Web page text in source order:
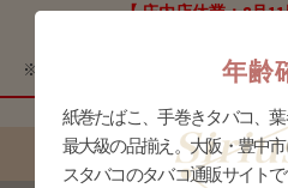
【 庄内店休業：8月
※庄内店は8月10日(月)に限り、16
年齢
紙巻たばこ、手巻きタバコ、
最大級の品揃え。大阪・豊中
スタバコのタバコ通販サイトで